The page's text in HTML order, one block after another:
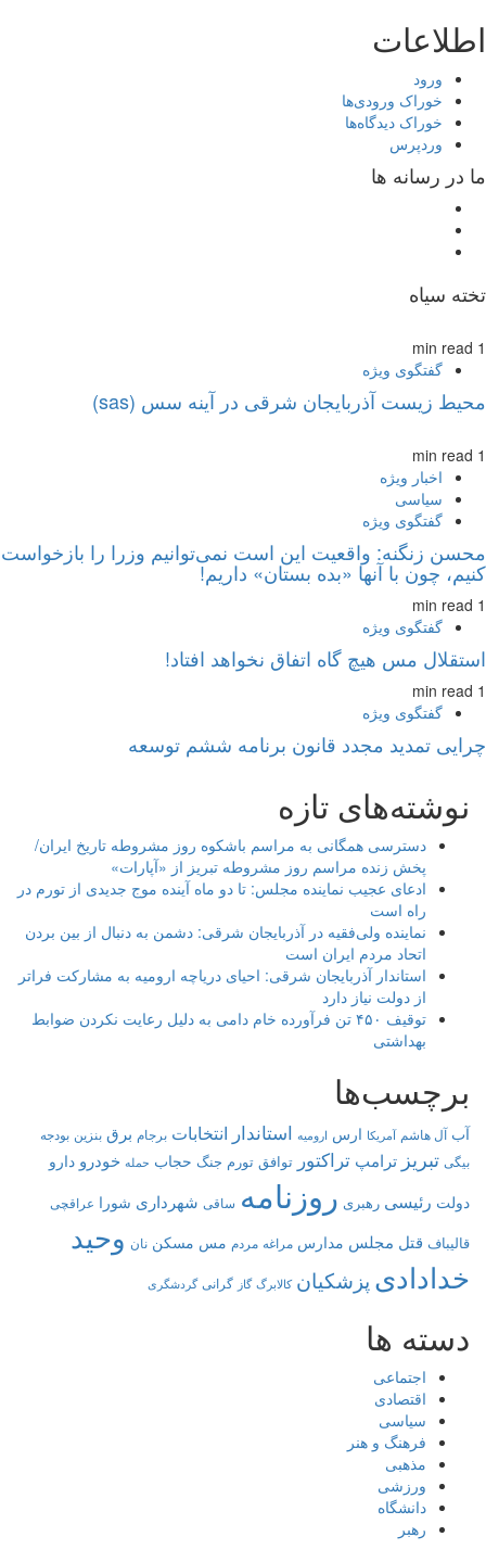
اطلاعات
ورود
خوراک ورودی‌ها
خوراک دیدگاه‌ها
وردپرس
ما در رسانه ها
تخته سیاه
1 min read
گفتگوی ویژه
محیط زیست آذربایجان شرقی در آینه سس (sas)
1 min read
اخبار ویژه
سیاسی
گفتگوی ویژه
محسن زنگنه: واقعیت این است نمی‌توانیم وزرا را بازخواست
کنیم، چون با آنها «بده بستان» داریم!
1 min read
گفتگوی ویژه
استقلال مس هیچ گاه اتفاق نخواهد افتاد!
1 min read
گفتگوی ویژه
چرایی تمدید مجدد قانون برنامه ششم توسعه
نوشته‌های تازه
دسترسی همگانی به مراسم باشکوه روز مشروطه تاریخ ایران/
پخش زنده مراسم روز مشروطه تبریز از «آپارات»
ادعای عجیب نماینده مجلس: تا دو ماه آینده موج جدیدی از تورم در
راه است
نماینده ولی‌فقیه در آذربایجان شرقی: دشمن به دنبال از بین بردن
اتحاد مردم ایران است
استاندار آذربایجان شرقی: احیای دریاچه ارومیه به مشارکت فراتر
از دولت نیاز دارد
توقیف ۴۵۰ تن فرآورده خام دامی به دلیل رعایت نکردن ضوابط
بهداشتی
برچسب‌ها
آب آل هاشم آمریکا ارس ارومیه استاندار انتخابات برجام برق بنزین بودجه
بیگی تبریز ترامپ تراکتور توافق تورم جنگ حجاب حمله خودرو دارو
دولت رئیسی رهبری روزنامه ساقی شهرداری شورا عراقچی
قالیباف قتل مجلس مدارس مراغه مردم مس مسکن نان وحید
خدادادی پزشکیان کالابرگ گاز گرانی گردشگری
دسته ها
اجتماعی
اقتصادی
سیاسی
فرهنگ و هنر
مذهبی
ورزشی
دانشگاه
رهبر